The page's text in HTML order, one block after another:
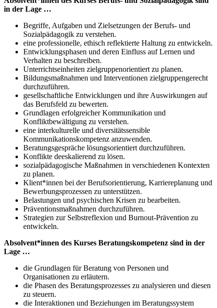
in der Lage …
Begriffe, Aufgaben und Zielsetzungen der Berufs- und
Sozialpädagogik zu verstehen.
eine professionelle, ethisch reflektierte Haltung zu entwickeln.
Entwicklungsphasen und deren Einfluss auf Lernen und
Verhalten zu beschreiben.
Unterrichtseinheiten zielgruppenorientiert zu planen.
Bildungsmaßnahmen und Interventionen zielgruppengerecht
durchzuführen.
gesellschaftliche Entwicklungen und ihre Auswirkungen auf
das Berufsfeld zu bewerten.
Grundlagen erfolgreicher Kommunikation und
Konfliktbewältigung zu verstehen.
eine interkulturelle und diversitätssensible
Kommunikationskompetenz anzuwenden.
Beratungsgespräche lösungsorientiert durchzuführen.
Konflikte deeskalierend zu lösen.
sozialpädagogische Maßnahmen in verschiedenen Kontexten
zu planen.
Klient*innen bei der Berufsorientierung, Karriereplanung und
Bewerbungsprozessen zu unterstützen.
Belastungen und psychischen Krisen zu bearbeiten.
Präventionsmaßnahmen durchzuführen.
Strategien zur Selbstreflexion und Burnout-Prävention zu
entwickeln.
Absolvent*innen des Kurses Beratungskompetenz sind in der
Lage …
die Grundlagen für Beratung von Personen und
Organisationen zu erläutern.
die Phasen des Beratungsprozesses zu analysieren und diesen
zu steuern.
die Interaktionen und Beziehungen im Beratungssystem